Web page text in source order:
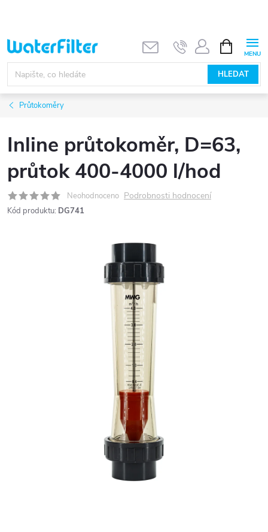
obsah
HLEDAT
NÁKUPNÍ
KOŠÍK
Průtokoměry
Inline průtokoměr, D=63,
průtok 400-4000 l/hod
Neohodnoceno Podrobnosti hodnocení
Kód produktu: DG741